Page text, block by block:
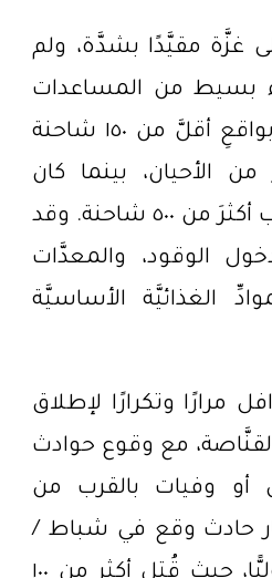
غزَّة مقيَّدًا بشدَّة، ولم
بسيط من المساعدات
اللازمة إلى القطاع، بواقعِ أقلَّ من ١٥٠ شاحنة
الأحيان، بينما كان
المتوسِّط قبل الحرب أكثرَ من ٥٠٠ شاحنة. وقد
الوقود، والمعدَّات
الغذائيَّة الأساسيَّة
مرارًا وتكرارًا لإطلاق
مع وقوع حوادث
أو وفيات بالقرب من
حادث وقع في شباط /